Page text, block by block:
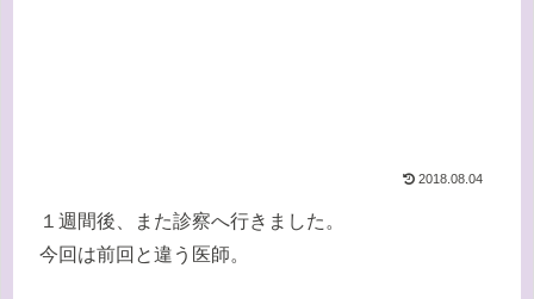
2018.08.04
１週間後、また診察へ行きました。
今回は前回と違う医師。